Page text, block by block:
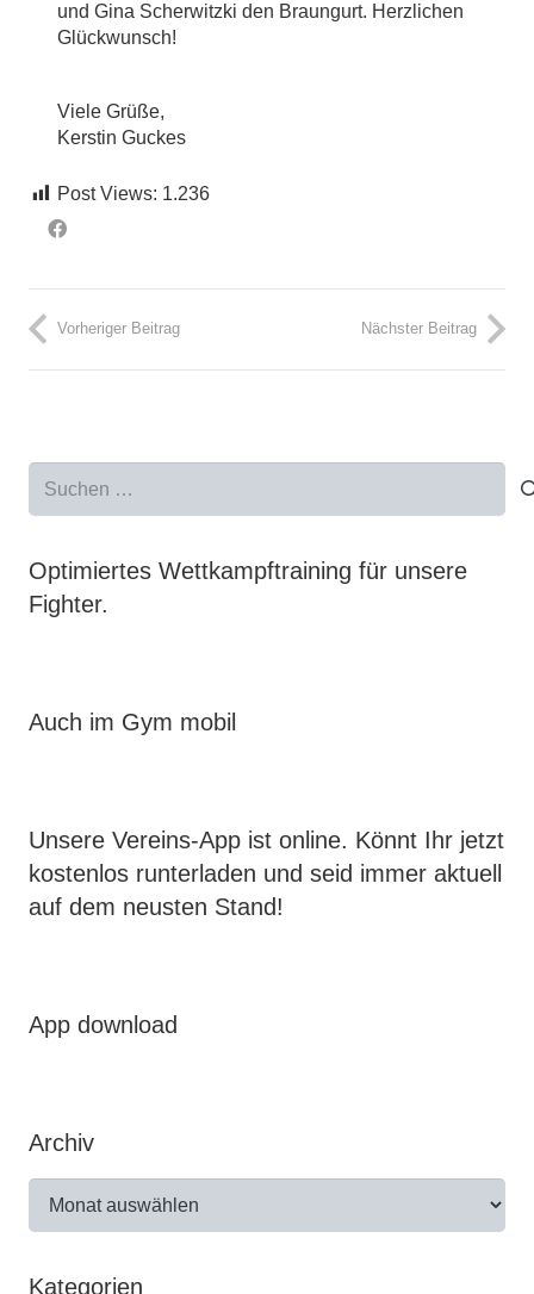
und Gina Scherwitzki den Braungurt. Herzlichen
Glückwunsch!
Viele Grüße,
Kerstin Guckes
Post Views: 1.236
Vorheriger Beitrag Nächster Beitrag
Optimiertes Wettkampftraining für unsere
Fighter.
Auch im Gym mobil
Unsere Vereins-App ist online. Könnt Ihr jetzt
kostenlos runterladen und seid immer aktuell
auf dem neusten Stand!
App download
Archiv
Kategorien